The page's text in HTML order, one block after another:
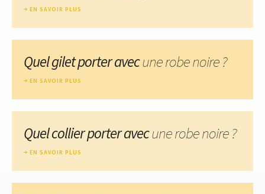
EN SAVOIR PLUS
Quel gilet porter avecune robe noire ?
EN SAVOIR PLUS
Quel collier porter avecune robe noire ?
EN SAVOIR PLUS